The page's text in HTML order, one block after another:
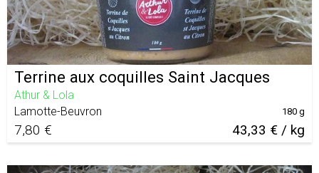
Terrine aux coquilles Saint Jacques
Athur & Lola
Lamotte-Beuvron
7,80 € 43,33 € / kg
180 g